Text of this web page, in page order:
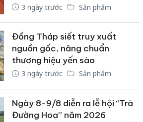
3 ngày trước Sản phẩm
Đồng Tháp siết truy xuất
nguồn gốc, nâng chuẩn
thương hiệu yến sào
3 ngày trước Sản phẩm
Ngày 8-9/8 diễn ra lễ hội “Trà
Đường Hoa” năm 2026